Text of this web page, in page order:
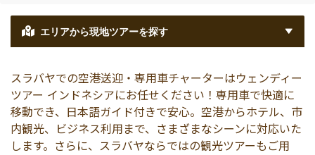
エリアから現地ツアーを探す
スラバヤでの空港送迎・専用車チャーターはウェンディー
ツアー インドネシアにお任せください！専用車で快適に
移動でき、日本語ガイド付きで安心。空港からホテル、市
内観光、ビジネス利用まで、さまざまなシーンに対応いた
します。さらに、スラバヤならではの観光ツアーもご用
ャーター
ツアー
ドネシア
ナム
ーシア